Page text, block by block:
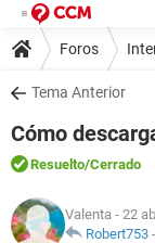
Foros
Tema Anterior
Cómo
Resuelto/Cerrado
Valenta - 22
Robert753 -